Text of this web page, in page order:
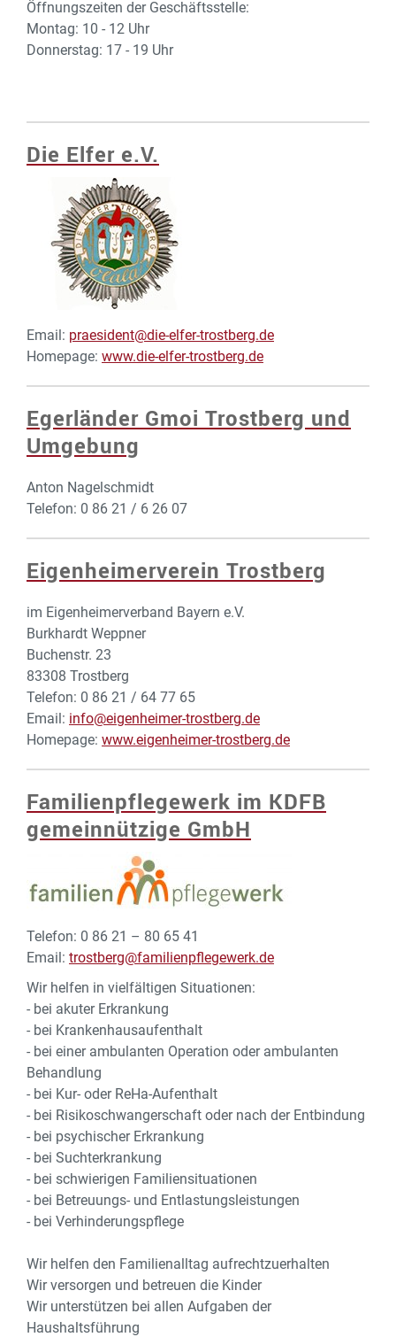
Öffnungszeiten der Geschäftsstelle:
Montag: 10 - 12 Uhr
Donnerstag: 17 - 19 Uhr
Die Elfer e.V.
Email: praesident@die-elfer-trostberg.de
Homepage: www.die-elfer-trostberg.de
Egerländer Gmoi Trostberg und
Umgebung
Anton Nagelschmidt
Telefon: 0 86 21 / 6 26 07
Eigenheimerverein Trostberg
im Eigenheimerverband Bayern e.V.
Burkhardt Weppner
Buchenstr. 23
83308 Trostberg
Telefon: 0 86 21 / 64 77 65
Email: info@eigenheimer-trostberg.de
Homepage: www.eigenheimer-trostberg.de
Familienpflegewerk im KDFB
gemeinnützige GmbH
Telefon: 0 86 21 – 80 65 41
Email: trostberg@familienpflegewerk.de
Wir helfen in vielfältigen Situationen:
- bei akuter Erkrankung
- bei Krankenhausaufenthalt
- bei einer ambulanten Operation oder ambulanten
Behandlung
- bei Kur- oder ReHa-Aufenthalt
- bei Risikoschwangerschaft oder nach der Entbindung
- bei psychischer Erkrankung
- bei Suchterkrankung
- bei schwierigen Familiensituationen
- bei Betreuungs- und Entlastungsleistungen
- bei Verhinderungspflege
Wir helfen den Familienalltag aufrechtzuerhalten
Wir versorgen und betreuen die Kinder
Wir unterstützen bei allen Aufgaben der
Haushaltsführung